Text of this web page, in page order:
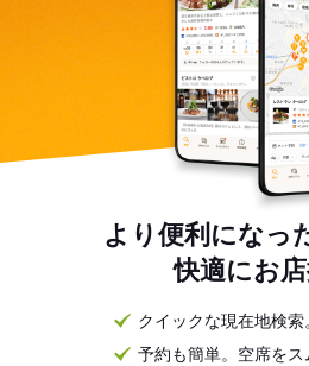
より便利になっ
快適にお
クイックな現在地検索
予約も簡単。空席を